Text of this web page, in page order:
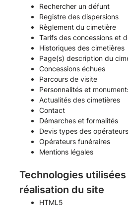
Rechercher un défunt
Registre des dispersions
Règlement du cimetière
Tarifs des concessions et
Historiques des cimetières
Page(s) description du
Concessions échues
Parcours de visite
Personnalités et
Actualités des cimetières
Contact
Démarches et formalités
Devis types des opérateurs
Opérateurs funéraires
Mentions légales
Technologies
réalisation du site
HTML5